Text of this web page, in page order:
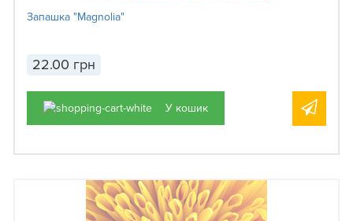
Запашка "Magnolia"
22.00 грн
У кошик